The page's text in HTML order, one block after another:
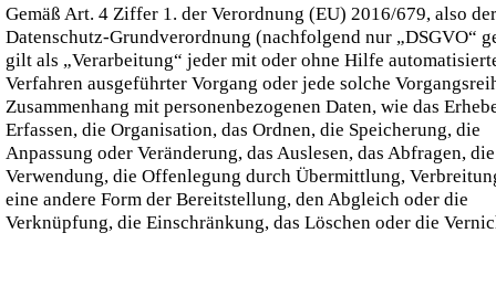
Gemäß Art. 4 Ziffer 1. der Verordnung (EU) 2016/679, also der
Datenschutz-Grundverordnung (nachfolgend nur „DSGVO“
gilt als „Verarbeitung“ jeder mit oder ohne Hilfe
Verfahren ausgeführter Vorgang oder jede solche
Zusammenhang mit personenbezogenen Daten, wie das
Erfassen, die Organisation, das Ordnen, die Speicherung, die
Anpassung oder Veränderung, das Auslesen, das Abfragen, die
Verwendung, die Offenlegung durch Übermittlung,
eine andere Form der Bereitstellung, den Abgleich oder die
Verknüpfung, die Einschränkung, das Löschen oder die